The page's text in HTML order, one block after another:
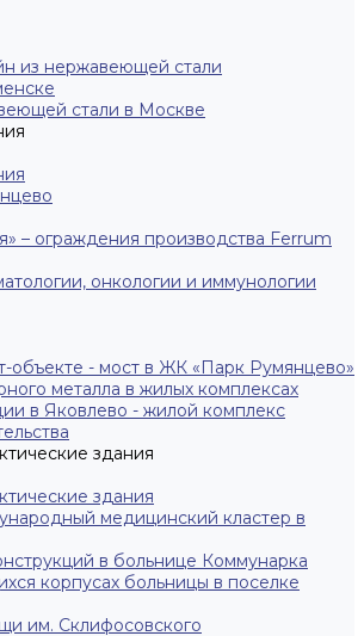
из нержавеющей стали
стали в Москве
– ограждения производства Ferrum
онкологии и иммунологии
объекте - мост в ЖК «Парк Румянцево»
металла в жилых комплексах
в Яковлево - жилой комплекс
здания
здания
медицинский кластер в
в больнице Коммунарка
корпусах больницы в поселке
им. Склифосовского